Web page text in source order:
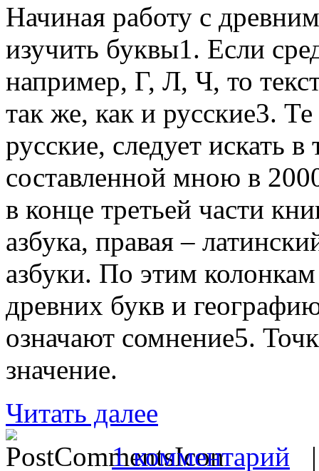
Начиная работу с
изучить буквы1. Если
например, Г, Л, Ч, то
так же, как и русские3.
русские, следует искать
составленной мною в
в конце третьей части
азбука, правая –
азбуки. По этим
древних букв и
означают сомнение5.
значение.
Читать далее
1 комментарий